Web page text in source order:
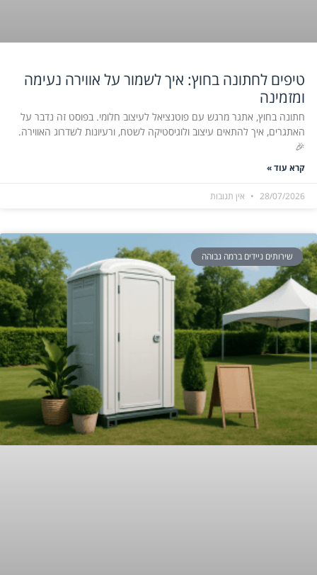
טיפים לחתונה בחוץ: איך לשמור על אווירה נעימה
ומזמינה
חתונה בחוץ, אתגר מרגש עם פוטנציאל לעיצוב חלומי. בפוסט זה נדבר על
האתגרים, איך להתאים עיצוב ולוגיסטיקה לשטח, ורעיונות לשדרוג האווירה.
🎉
קרא עוד »
28/07/2026 אין תגובות
שירותים ניידים ברמה גבוהה